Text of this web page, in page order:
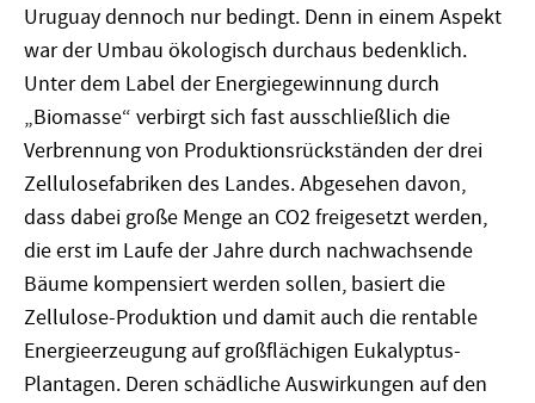
Uruguay dennoch nur bedingt. Denn in einem Aspekt
war der Umbau ökologisch durchaus bedenklich.
Unter dem Label der Energiegewinnung durch
„Biomasse“ verbirgt sich fast ausschließlich die
Verbrennung von Produktionsrückständen der drei
Zellulosefabriken des Landes. Abgesehen davon,
dass dabei große Menge an CO2 freigesetzt werden,
die erst im Laufe der Jahre durch nachwachsende
Bäume kompensiert werden sollen, basiert die
Zellulose-Produktion und damit auch die rentable
Energieerzeugung auf großflächigen Eukalyptus-
Plantagen. Deren schädliche Auswirkungen auf den